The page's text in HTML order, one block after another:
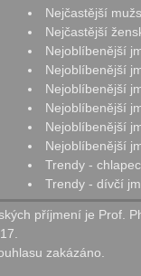
Nejčastější
Nejčastější
Nejoblíbenější
Nejoblíbenější
Nejoblíbenější
Nejoblíbenější
Nejoblíbenější
Nejoblíbenější
Trendy -
Trendy - dívčí
příjmení je Prof.
zakázáno.